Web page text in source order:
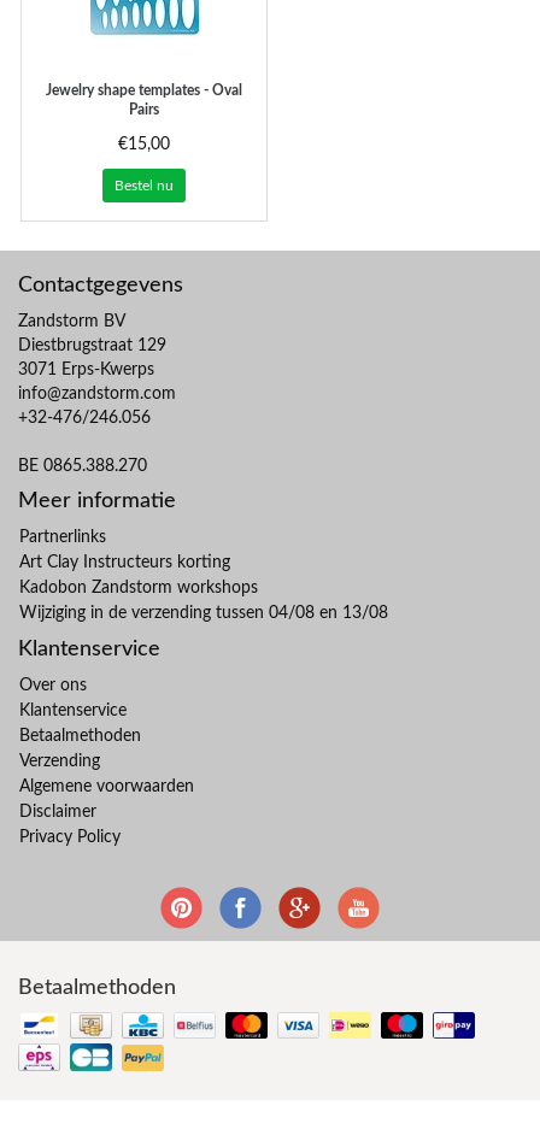
Jewelry shape templates - Oval
Pairs
€15,00
Bestel nu
Contactgegevens
Zandstorm BV
Diestbrugstraat 129
3071 Erps-Kwerps
info@zandstorm.com
+32-476/246.056
BE 0865.388.270
Meer informatie
Partnerlinks
Art Clay Instructeurs korting
Kadobon Zandstorm workshops
Wijziging in de verzending tussen 04/08 en 13/08
Klantenservice
Over ons
Klantenservice
Betaalmethoden
Verzending
Algemene voorwaarden
Disclaimer
Privacy Policy
Betaalmethoden